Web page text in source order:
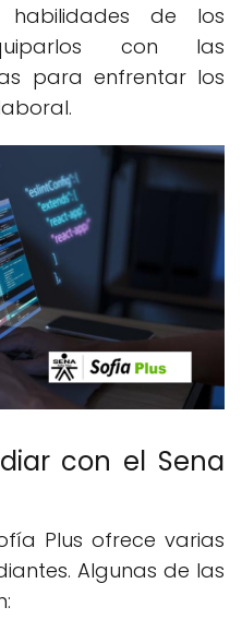
de los
con las
para enfrentar los
con el Sena
Plus ofrece varias
Algunas de las